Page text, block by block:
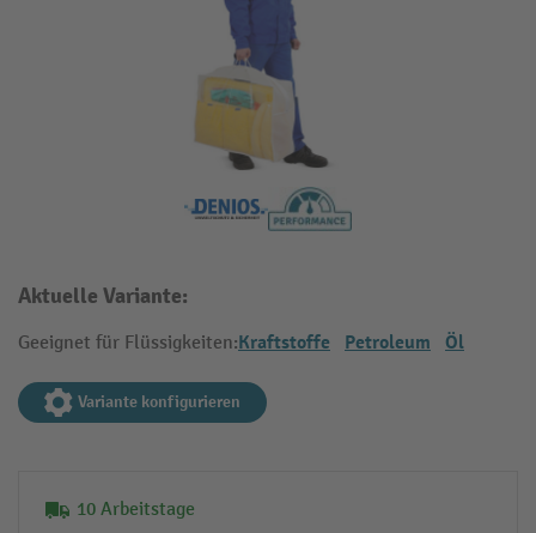
Aktuelle Variante:
Geeignet für Flüssigkeiten:Kraftstoffe Petroleum Öl
Variante konfigurieren
10 Arbeitstage